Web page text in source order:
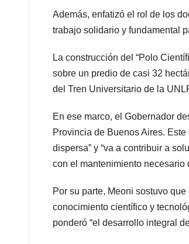
Además, enfatizó el rol de los
trabajo solidario y fundamental
La construcción del “Polo
sobre un predio de casi 32
del Tren Universitario de la
En ese marco, el Gobernador
Provincia de Buenos Aires.
dispersa” y “va a contribuir a
con el mantenimiento necesario
Por su parte, Meoni sostuvo
conocimiento científico y
ponderó “el desarrollo integral